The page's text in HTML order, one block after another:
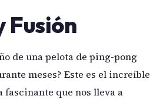
Fusión
de una pelota de ping-pong
meses? Este es el increíble
fascinante que nos lleva a